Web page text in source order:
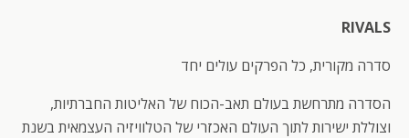
RIVALS
סדרה מקורית, כל הפרקים עולים יחד
הסדרה מתרחשת בעולם תאב-הכוח של האליטות החברתיות,
וצוללת ישירות לתוך העולם האכזרי של הטלוויזיה העצמאית בשנת